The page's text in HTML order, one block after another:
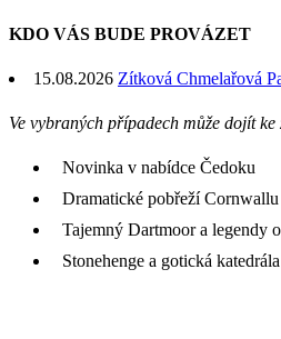
KDO VÁS BUDE PROVÁZET
15.08.2026 Zítková Chmelařová
Ve vybraných případech může dojít
Novinka v nabídce Čedoku
Dramatické pobřeží
Tajemný Dartmoor a legendy
Stonehenge a gotická